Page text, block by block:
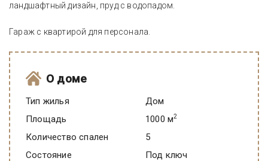
ландшафтный дизайн, пруд с водопадом.
Гараж с квартирой для персонала.
О доме
Тип жилья
Дом
Площадь
1000 м2
Количество спален
5
Состояние
под ключ